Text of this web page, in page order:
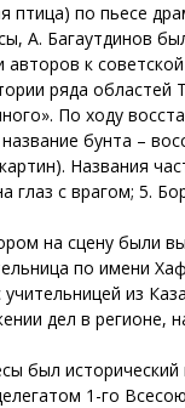
птица) по пьесе
А. Багаутдинов
к
ряда
По ходу
бунта –
Названия
глаз с врагом; 5.
на сцену были
по имени
из
дел в регионе,
был
1-го